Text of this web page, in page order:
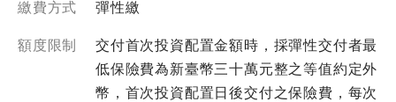
繳費方式 彈性繳
額度限制
交付首次投資配置金額時，採彈性交付者最
低保險費為新臺幣三十萬元整之等值約定外
幣，首次投資配置日後交付之保險費，每次